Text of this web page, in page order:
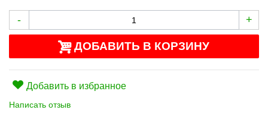
- +
ДОБАВИТЬ В КОРЗИНУ
Добавить в избранное
Написать отзыв